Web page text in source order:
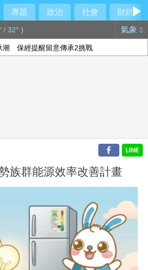
專題 政治 社會
財經
/ 32° ) 氣象
潮 保經提醒留意傳承2挑戰
族群能源效率改善計畫